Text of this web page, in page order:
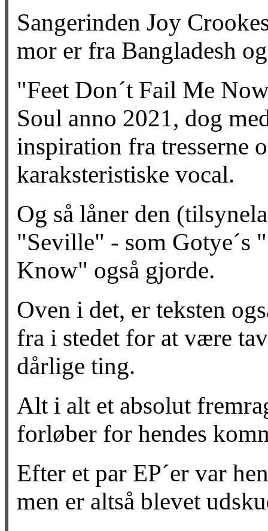
Sangerinden Joy
mor er fra Bangladesh
"Feet Don´t Fail Me
Soul anno 2021, dog
inspiration fra tresserne
karaksteristiske vocal.
Og så låner den
"Seville" - som Gotye´s
Know" også gjorde.
Oven i det, er teksten
fra i stedet for at være
dårlige ting.
Alt i alt et absolut
forløber for hendes
Efter et par EP´er var
men er altså blevet